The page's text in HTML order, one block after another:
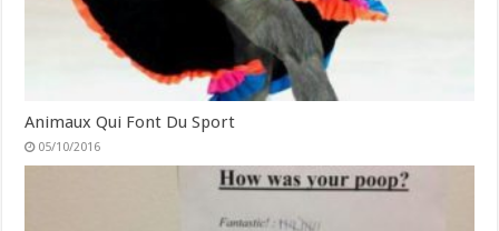
Animaux Qui Font Du Sport
05/10/2016